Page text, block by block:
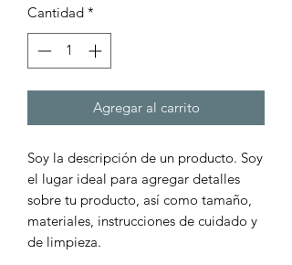
Cantidad *
Agregar al carrito
Soy la descripción de un producto. Soy
el lugar ideal para agregar detalles
sobre tu producto, así como tamaño,
materiales, instrucciones de cuidado y
de limpieza.